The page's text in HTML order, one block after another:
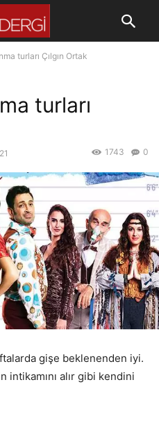
turları Çılgın Ortak
turları
0
1743
gişe beklenenden iyi.
intikamını alır gibi kendini